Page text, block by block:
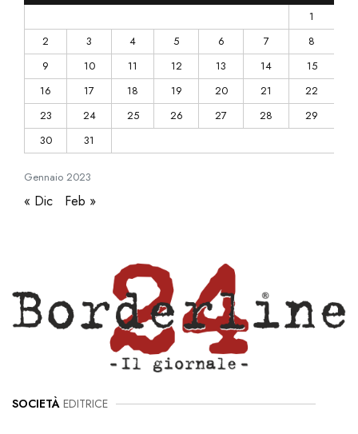
Gennaio 2023
1
2
3 4 5 6 7
8
9
10 11 12 13 14
15
16
17 18 19 20 21
22
23
24 25 26 27 28
29
30
31
« Dic Feb »
SOCIETÀ EDITRICE